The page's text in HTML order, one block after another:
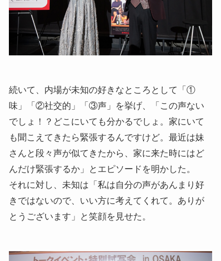
続いて、内場が未知の好きなところとして「①
味」「②社交的」「③声」を挙げ、「この声ない
でしょ！？どこにいても分かるでしょ。家にいて
も聞こえてきたら緊張するんですけど。最近は妹
さんと段々声が似てきたから、家に来た時にはど
んだけ緊張するか」とエピソードを明かした。
それに対し、未知は「私は自分の声があんまり好
きではないので、いい方に考えてくれて。ありが
とうございます」と笑顔を見せた。